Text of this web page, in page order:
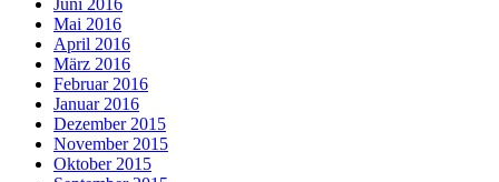
Juni 2016
Mai 2016
April 2016
März 2016
Februar 2016
Januar 2016
Dezember 2015
November 2015
Oktober 2015